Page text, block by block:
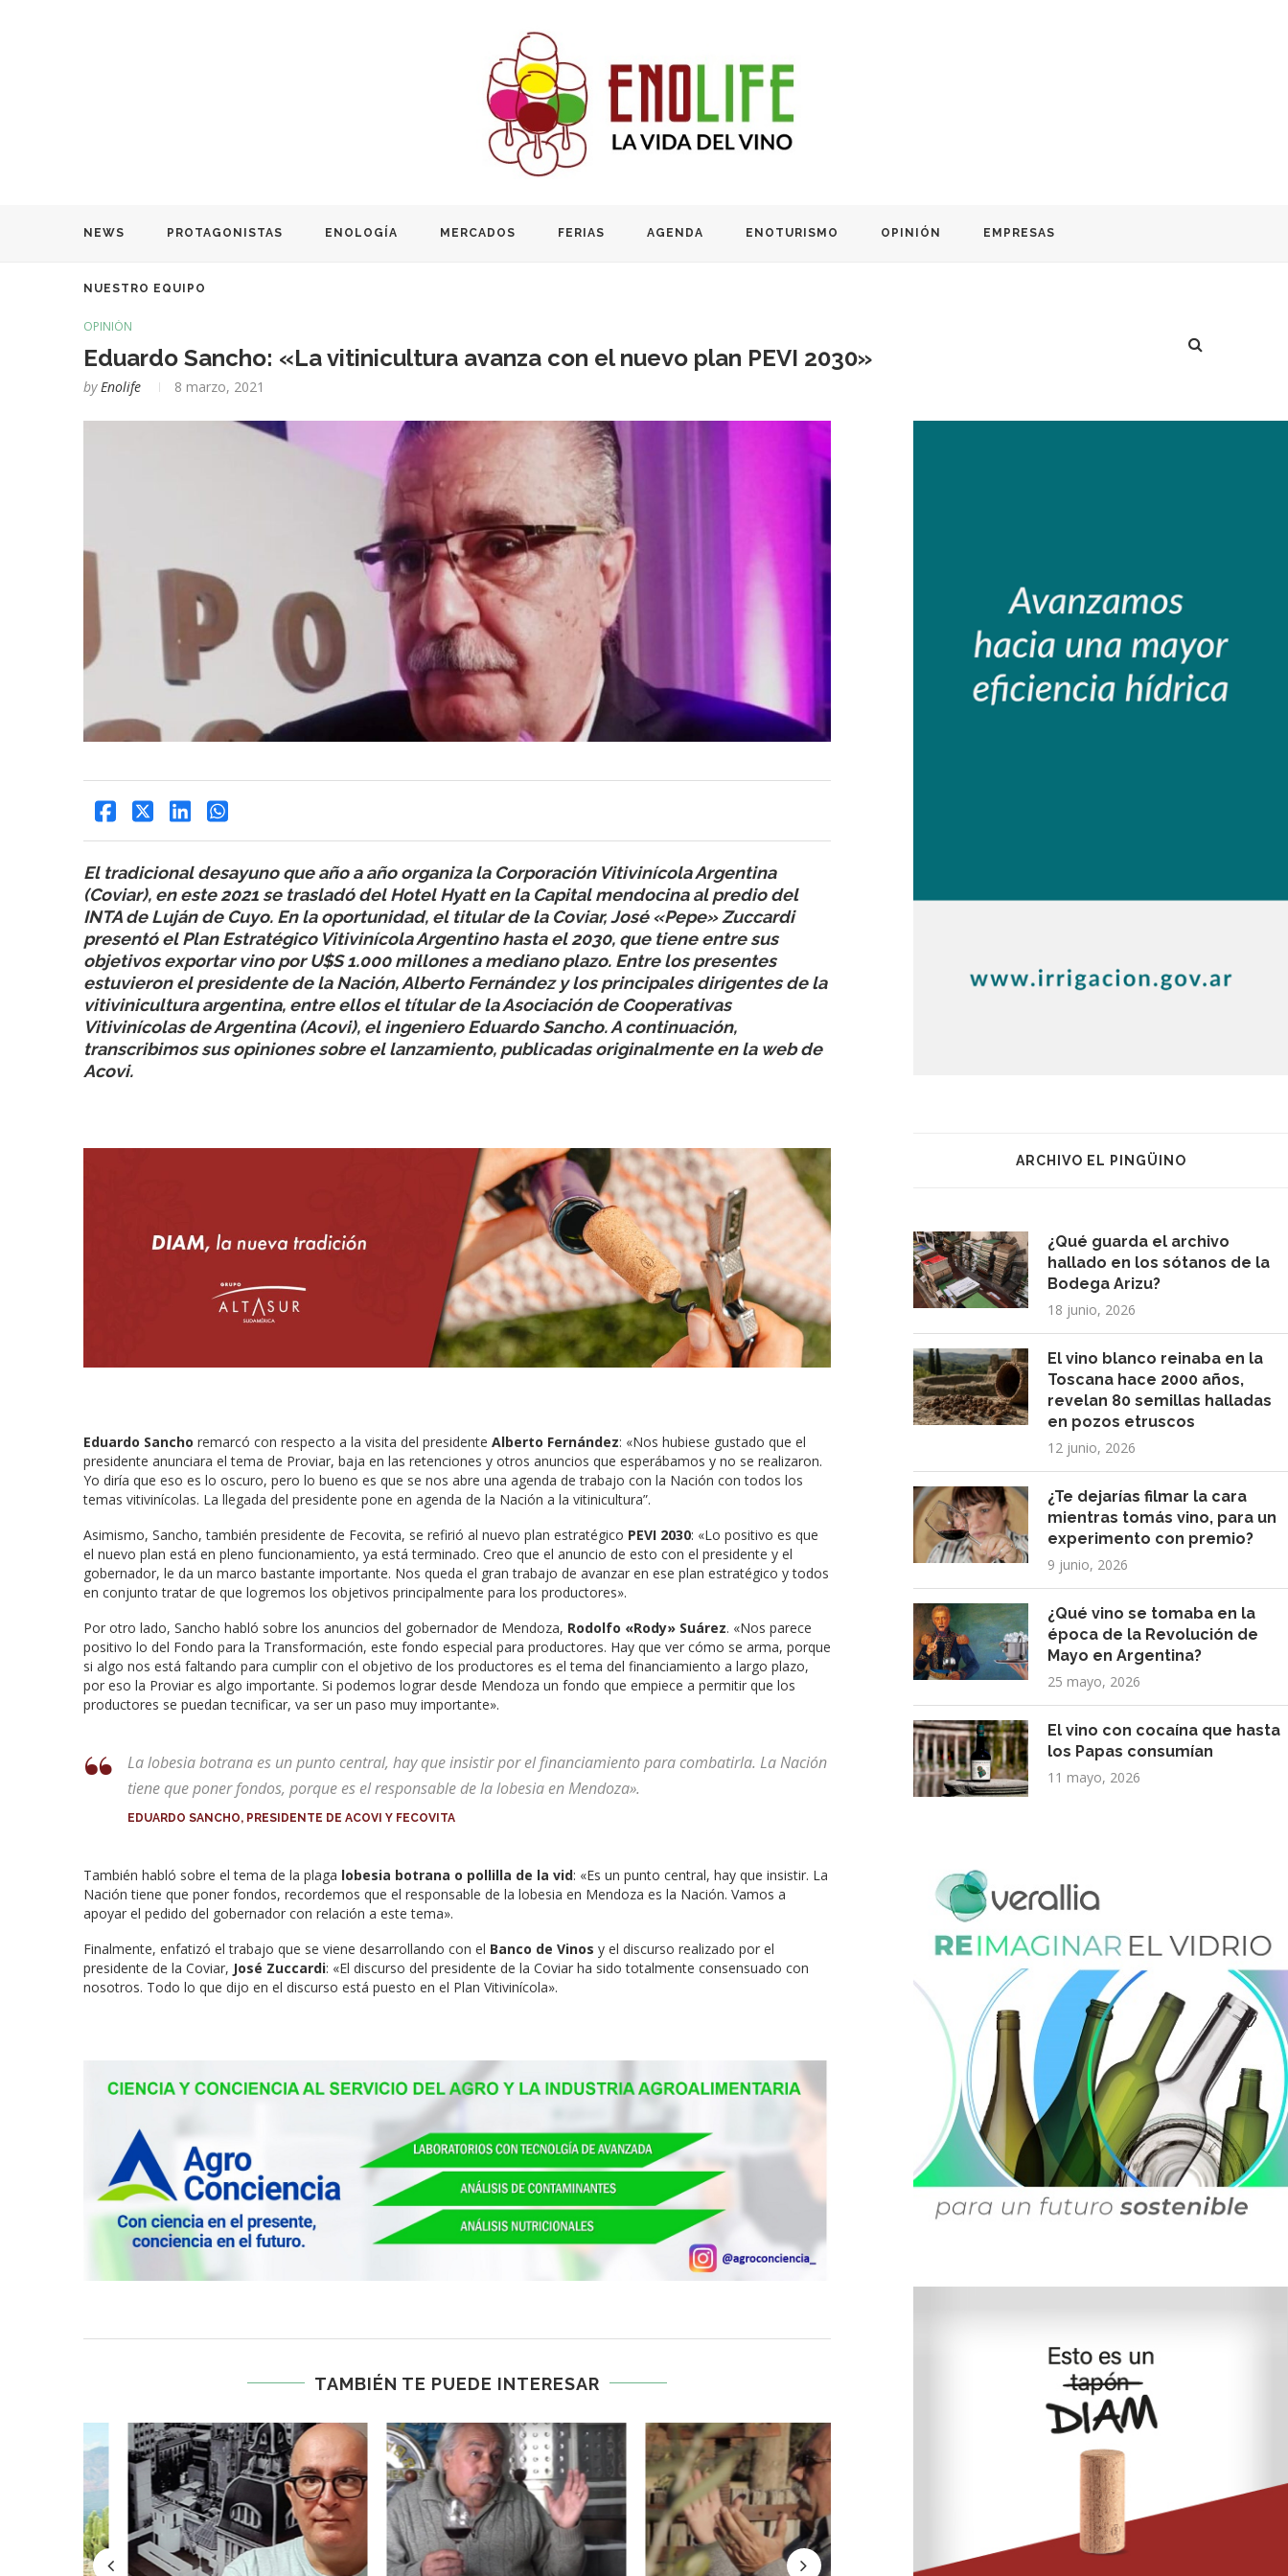
NEWS PROTAGONISTAS ENOLOGÍA MERCADOS FERIAS AGENDA ENOTURISMO OPINIÓN EMPRESAS
NUESTRO EQUIPO
OPINIÓN
Eduardo Sancho: «La vitinicultura avanza con el nuevo plan PEVI 2030»
by Enolife 8 marzo, 2021
El tradicional desayuno que año a año organiza la Corporación Vitivinícola Argentina
(Coviar), en este 2021 se trasladó del Hotel Hyatt en la Capital mendocina al predio del
INTA de Luján de Cuyo. En la oportunidad, el titular de la Coviar, José «Pepe» Zuccardi
presentó el Plan Estratégico Vitivinícola Argentino hasta el 2030, que tiene entre sus
objetivos exportar vino por U$S 1.000 millones a mediano plazo. Entre los presentes
estuvieron el presidente de la Nación, Alberto Fernández y los principales dirigentes de la
vitivinicultura argentina, entre ellos el títular de la Asociación de Cooperativas
Vitivinícolas de Argentina (Acovi), el ingeniero Eduardo Sancho. A continuación,
transcribimos sus opiniones sobre el lanzamiento, publicadas originalmente en la web de
Acovi.
Eduardo Sancho remarcó con respecto a la visita del presidente Alberto Fernández: «Nos hubiese gustado que el
presidente anunciara el tema de Proviar, baja en las retenciones y otros anuncios que esperábamos y no se realizaron.
Yo diría que eso es lo oscuro, pero lo bueno es que se nos abre una agenda de trabajo con la Nación con todos los
temas vitivinícolas. La llegada del presidente pone en agenda de la Nación a la vitinicultura”.
Asimismo, Sancho, también presidente de Fecovita, se refirió al nuevo plan estratégico PEVI 2030: «Lo positivo es que
el nuevo plan está en pleno funcionamiento, ya está terminado. Creo que el anuncio de esto con el presidente y el
gobernador, le da un marco bastante importante. Nos queda el gran trabajo de avanzar en ese plan estratégico y todos
en conjunto tratar de que logremos los objetivos principalmente para los productores».
Por otro lado, Sancho habló sobre los anuncios del gobernador de Mendoza, Rodolfo «Rody» Suárez. «Nos parece
positivo lo del Fondo para la Transformación, este fondo especial para productores. Hay que ver cómo se arma, porque
si algo nos está faltando para cumplir con el objetivo de los productores es el tema del financiamiento a largo plazo,
por eso la Proviar es algo importante. Si podemos lograr desde Mendoza un fondo que empiece a permitir que los
productores se puedan tecnificar, va ser un paso muy importante».
La lobesia botrana es un punto central, hay que insistir por el financiamiento para combatirla. La Nación
tiene que poner fondos, porque es el responsable de la lobesia en Mendoza».
EDUARDO SANCHO, PRESIDENTE DE ACOVI Y FECOVITA
También habló sobre el tema de la plaga lobesia botrana o pollilla de la vid: «Es un punto central, hay que insistir. La
Nación tiene que poner fondos, recordemos que el responsable de la lobesia en Mendoza es la Nación. Vamos a
apoyar el pedido del gobernador con relación a este tema».
Finalmente, enfatizó el trabajo que se viene desarrollando con el Banco de Vinos y el discurso realizado por el
presidente de la Coviar, José Zuccardi: «El discurso del presidente de la Coviar ha sido totalmente consensuado con
nosotros. Todo lo que dijo en el discurso está puesto en el Plan Vitivinícola».
TAMBIÉN TE PUEDE INTERESAR
ARCHIVO EL PINGÜINO
¿Qué guarda el archivo
hallado en los sótanos de la
Bodega Arizu?
18 junio, 2026
El vino blanco reinaba en la
Toscana hace 2000 años,
revelan 80 semillas halladas
en pozos etruscos
12 junio, 2026
¿Te dejarías filmar la cara
mientras tomás vino, para un
experimento con premio?
9 junio, 2026
¿Qué vino se tomaba en la
época de la Revolución de
Mayo en Argentina?
25 mayo, 2026
El vino con cocaína que hasta
los Papas consumían
11 mayo, 2026